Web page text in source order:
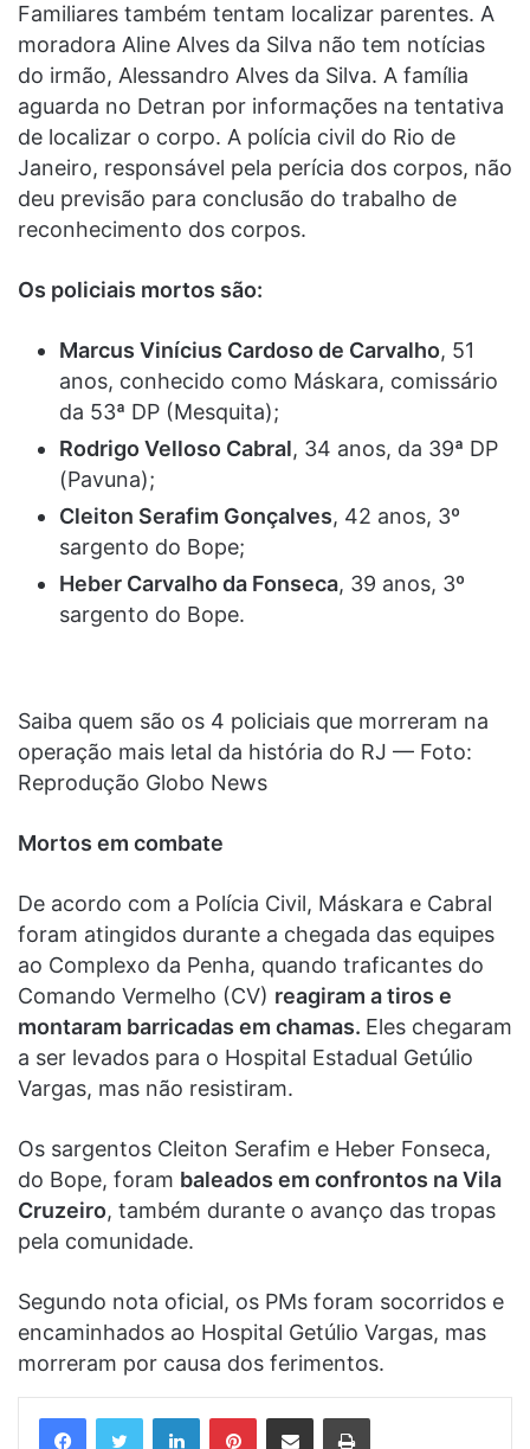
Familiares também tentam localizar parentes. A
moradora Aline Alves da Silva não tem notícias
do irmão, Alessandro Alves da Silva. A família
aguarda no Detran por informações na tentativa
de localizar o corpo. A polícia civil do Rio de
Janeiro, responsável pela perícia dos corpos, não
deu previsão para conclusão do trabalho de
reconhecimento dos corpos.
Os policiais mortos são:
Marcus Vinícius Cardoso de Carvalho, 51
anos, conhecido como Máskara, comissário
da 53ª DP (Mesquita);
Rodrigo Velloso Cabral, 34 anos, da 39ª DP
(Pavuna);
Cleiton Serafim Gonçalves, 42 anos, 3º
sargento do Bope;
Heber Carvalho da Fonseca, 39 anos, 3º
sargento do Bope.
Saiba quem são os 4 policiais que morreram na
operação mais letal da história do RJ — Foto:
Reprodução Globo News
Mortos em combate
De acordo com a Polícia Civil, Máskara e Cabral
foram atingidos durante a chegada das equipes
ao Complexo da Penha, quando traficantes do
Comando Vermelho (CV) reagiram a tiros e
montaram barricadas em chamas. Eles chegaram
a ser levados para o Hospital Estadual Getúlio
Vargas, mas não resistiram.
Os sargentos Cleiton Serafim e Heber Fonseca,
do Bope, foram baleados em confrontos na Vila
Cruzeiro, também durante o avanço das tropas
pela comunidade.
Segundo nota oficial, os PMs foram socorridos e
encaminhados ao Hospital Getúlio Vargas, mas
morreram por causa dos ferimentos.
LinkedinPinterestCompartilhar via e-mail Imprimir